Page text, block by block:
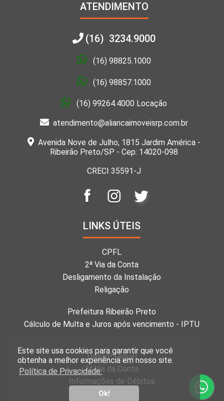
Este site usa cookies para garantir que você
obtenha a melhor experiência em nosso site.
Política de Privacidade.
Ok!
ATENDIMENTO
(16) 3234.9000
(16) 98825.1000
(16) 98857.1000
(16) 99264.4000 Locação
atendimento@aliancaimoveisrp.com.br
Avenida Nove de Julho, 1815 Jardim América -
Ribeirão Preto/SP - Cep: 14020-098
CRECI 35591-J
LINKS ÚTEIS
CPFL
2ª Via da Conta
Desligamento da Instalação
Religação
Prefeitura Ribeirão Preto
Cálculo de Multa e Juros após vencimento - IPTU
DAERP (Água)
2ª Via da Conta
Informações de Débitos